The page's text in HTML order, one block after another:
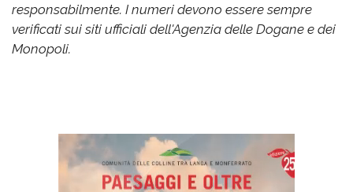
responsabilmente. I numeri devono essere sempre
verificati sui siti ufficiali dell'Agenzia delle Dogane e dei
Monopoli.